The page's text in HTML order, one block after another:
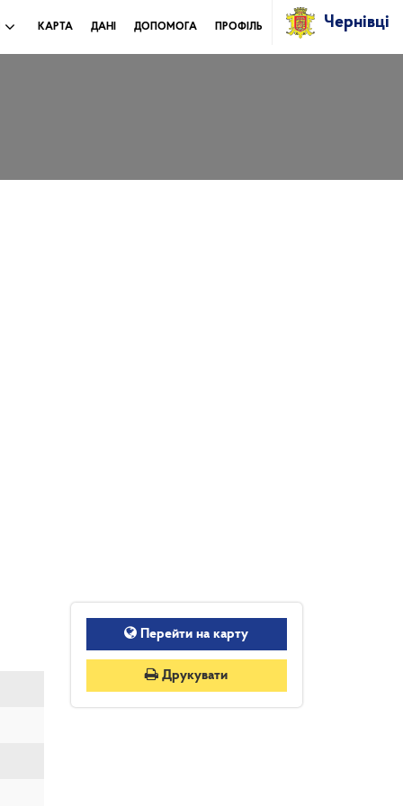
КАРТА ДАНІ ДОПОМОГА ПРОФІЛЬ Чернівці
Перейти на карту
Друкувати